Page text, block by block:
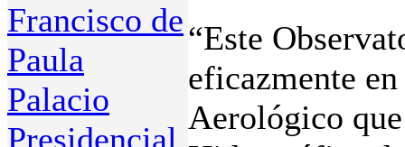
Francisco de
Paula
Palacio
Presidencial
“Este
eficazmente
Aerológico